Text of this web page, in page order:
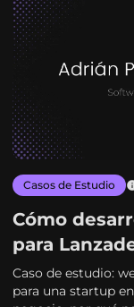
Casos de Estudio
Cómo
para
decisiones
reales
Caso de estudio:
para una startup